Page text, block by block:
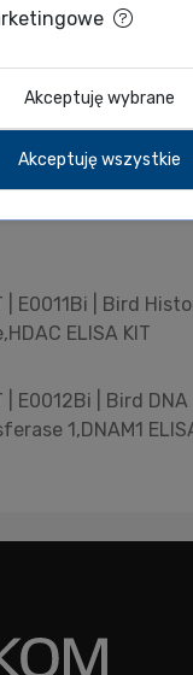
| E0008Bi | Bird
| E0009Bi | Bird
| E0011Bi | Bird
ELISA KIT
| E0012Bi | Bird DNA
1,DNAM1
Akceptuję wybrane
Akceptuję wszystkie